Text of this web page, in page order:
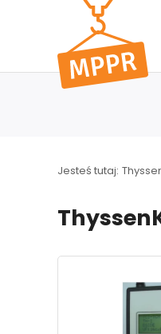
do menu
głównego
Jesteś tutaj: